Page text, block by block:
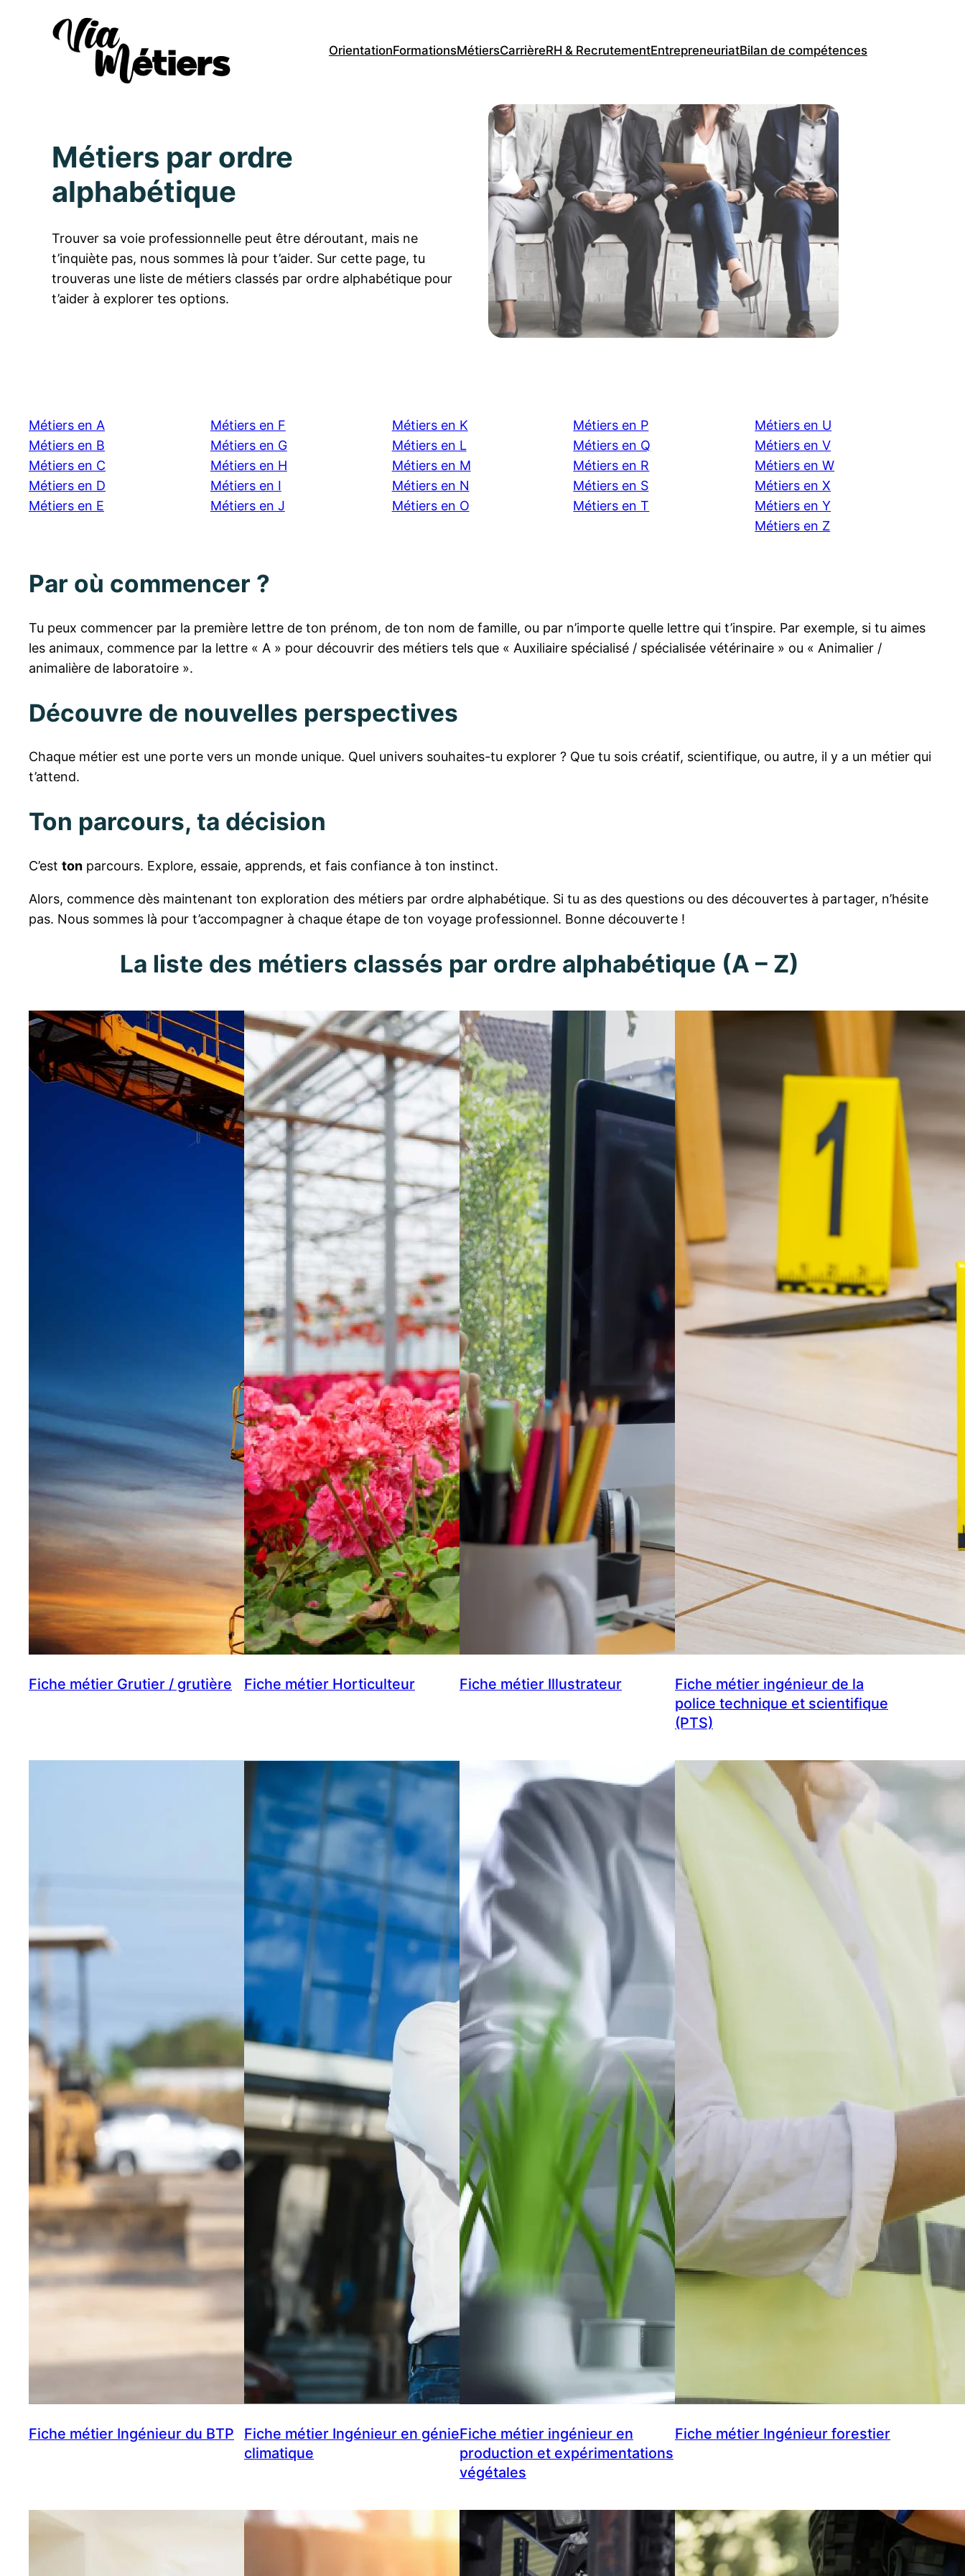
OrientationFormationsMétiersCarrièreRH & RecrutementEntrepreneuriatBilan de compétences
Métiers par ordre
alphabétique
Trouver sa voie professionnelle peut être déroutant, mais ne
t’inquiète pas, nous sommes là pour t’aider. Sur cette page, tu
trouveras une liste de métiers classés par ordre alphabétique pour
t’aider à explorer tes options.
Métiers en A
Métiers en B
Métiers en C
Métiers en D
Métiers en E
Métiers en F
Métiers en G
Métiers en H
Métiers en I
Métiers en J
Métiers en K
Métiers en L
Métiers en M
Métiers en N
Métiers en O
Métiers en P
Métiers en Q
Métiers en R
Métiers en S
Métiers en T
Métiers en U
Métiers en V
Métiers en W
Métiers en X
Métiers en Y
Métiers en Z
Par où commencer ?
Tu peux commencer par la première lettre de ton prénom, de ton nom de famille, ou par n’importe quelle lettre qui t’inspire. Par exemple, si tu aimes
les animaux, commence par la lettre « A » pour découvrir des métiers tels que « Auxiliaire spécialisé / spécialisée vétérinaire » ou « Animalier /
animalière de laboratoire ».
Découvre de nouvelles perspectives
Chaque métier est une porte vers un monde unique. Quel univers souhaites-tu explorer ? Que tu sois créatif, scientifique, ou autre, il y a un métier qui
t’attend.
Ton parcours, ta décision
C’est ton parcours. Explore, essaie, apprends, et fais confiance à ton instinct.
Alors, commence dès maintenant ton exploration des métiers par ordre alphabétique. Si tu as des questions ou des découvertes à partager, n’hésite
pas. Nous sommes là pour t’accompagner à chaque étape de ton voyage professionnel. Bonne découverte !
La liste des métiers classés par ordre alphabétique (A – Z)
Fiche métier Grutier / grutière Fiche métier Horticulteur Fiche métier Illustrateur
Fiche métier ingénieur de la
police technique et scientifique
(PTS)
Fiche métier Ingénieur du BTP
Fiche métier Ingénieur en génie
climatique
Fiche métier ingénieur en
production et expérimentations
végétales
Fiche métier Ingénieur forestier